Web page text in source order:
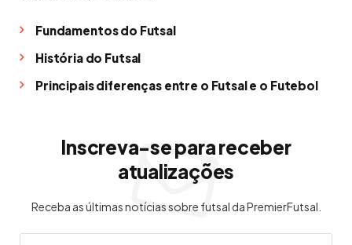
Fundamentos do Futsal
História do Futsal
Principais diferenças entre o Futsal e o Futebol
Inscreva-se para receber
atualizações
Receba as últimas notícias sobre futsal da PremierFutsal.